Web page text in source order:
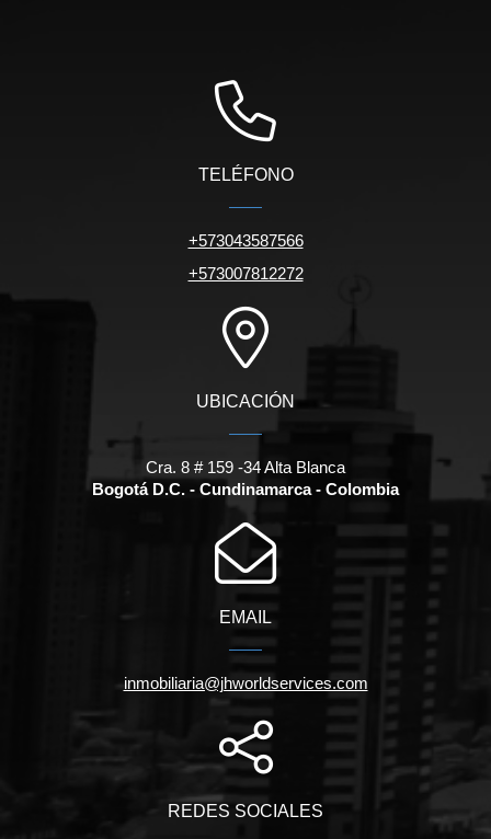
TELÉFONO
+573043587566
+573007812272
UBICACIÓN
Cra. 8 # 159 -34 Alta Blanca
Bogotá D.C. - Cundinamarca - Colombia
EMAIL
inmobiliaria@jhworldservices.com
REDES SOCIALES